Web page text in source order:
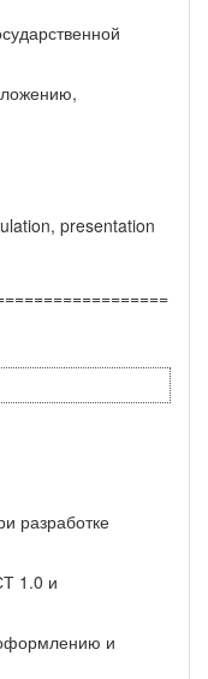
presentation
разработке
1.0 и
и